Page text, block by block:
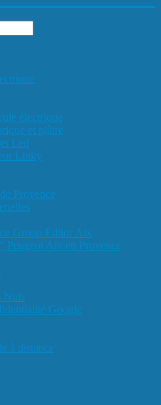
électrique
et plâtre
Led
Linky
Provence
Group Editor Aix
Peugeot Aix en Provence
Nuls
Google
à distance